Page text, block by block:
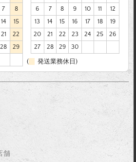
7
8
14
15
21
22
28
29
6
7 8 9 10 11
12
13
14 15 16 17 18
19
20
21 22 23 24 25
26
27
28 29 30
( 発送業務休日)
舗